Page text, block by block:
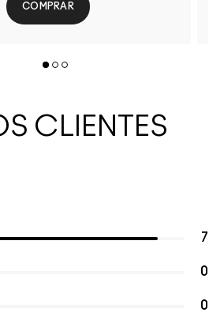
COMPRAR
CLIENTES
7
0
0